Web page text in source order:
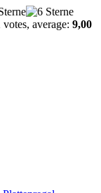
votes, average: 9,00